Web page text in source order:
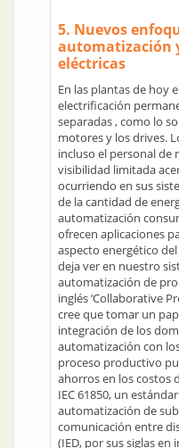
5. Nuevos
automatización
eléctricas
En las plantas de hoy
electrificación
separadas , como lo
motores y los drives.
incluso el personal
visibilidad limitada
ocurriendo en sus
de la cantidad de
automatización
ofrecen aplicaciones
aspecto energético
deja ver en nuestro
automatización de
inglés ‘Collaborative
cree que tomar un
integración de los
automatización con
proceso productivo
ahorros en los costos
IEC 61850, un
automatización de
comunicación entre
(IED, por sus siglas en